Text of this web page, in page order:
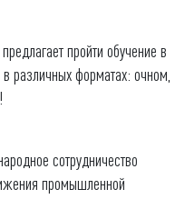
пройти обучение в
различных форматах: очном,
сотрудничество
промышленной